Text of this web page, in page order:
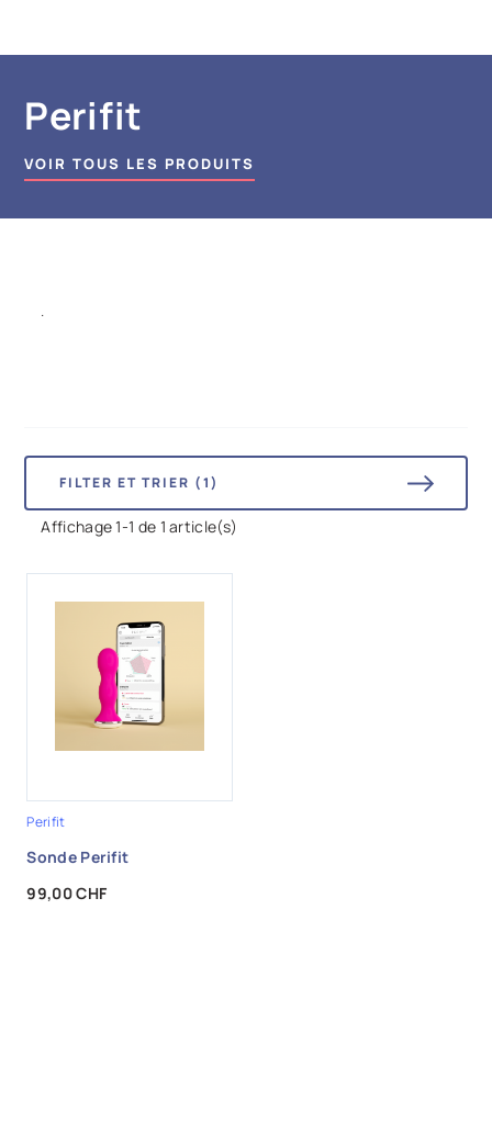
Perifit
VOIR TOUS LES PRODUITS
.
FILTER ET TRIER (1)
Affichage 1-1 de 1 article(s)
Perifit
Sonde Perifit
Prix
99,00 CHF